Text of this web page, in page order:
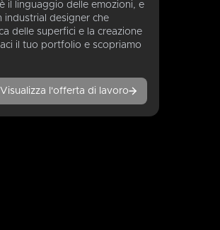
il linguaggio delle emozioni, e
industrial designer che
delle superfici e la creazione
il tuo portfolio e scopriamo
Visualizza l'offerta di lavoro